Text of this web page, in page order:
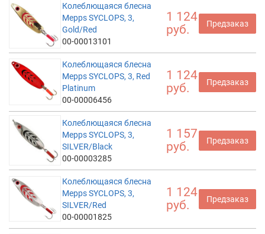
Колеблющаяся блесна
Mepps SYCLOPS, 3,
Gold/Red
00-00013101
1 124
руб.
Предзаказ
Колеблющаяся блесна
Mepps SYCLOPS, 3, Red
Platinum
00-00006456
1 124
руб.
Предзаказ
Колеблющаяся блесна
Mepps SYCLOPS, 3,
SILVER/Black
00-00003285
1 157
руб.
Предзаказ
Колеблющаяся блесна
Mepps SYCLOPS, 3,
SILVER/Red
00-00001825
1 124
руб.
Предзаказ